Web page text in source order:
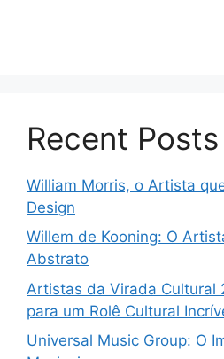
Recent Posts
William Morris, o Artista
Design
Willem de Kooning: O
Abstrato
Artistas da Virada Cultural
para um Rolê Cultural
Universal Music Group: O